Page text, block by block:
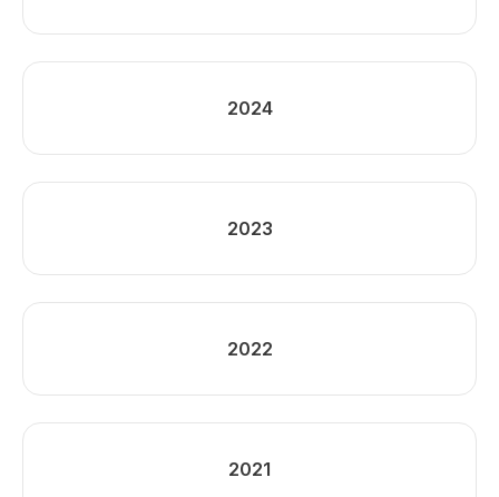
2024
2023
2022
2021